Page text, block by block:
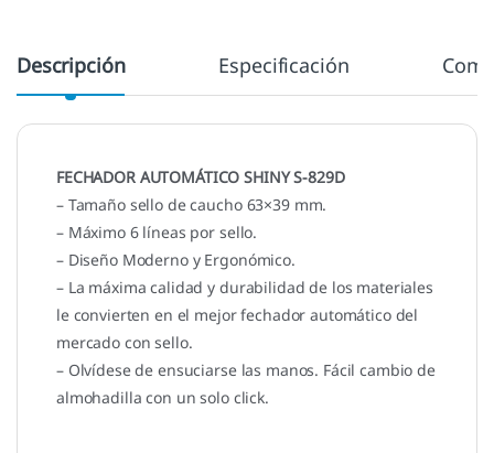
Descripción Especificación
FECHADOR AUTOMÁTICO SHINY S-829D
– Tamaño sello de caucho 63×39 mm.
– Máximo 6 líneas por sello.
– Diseño Moderno y Ergonómico.
– La máxima calidad y durabilidad de los materiales
le convierten en el mejor fechador automático del
mercado con sello.
– Olvídese de ensuciarse las manos. Fácil cambio de
almohadilla con un solo click.